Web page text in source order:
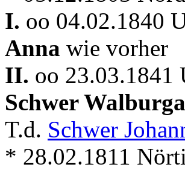
I. oo 04.02.1840
Anna wie vorher
II. oo 23.03.1841
Schwer Walburga
T.d. Schwer
* 28.02.1811